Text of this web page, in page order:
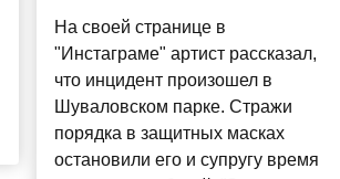
На своей странице в
"Инстаграме" артист рассказал,
что инцидент произошел в
Шуваловском парке. Стражи
порядка в защитных масках
остановили его и супругу время